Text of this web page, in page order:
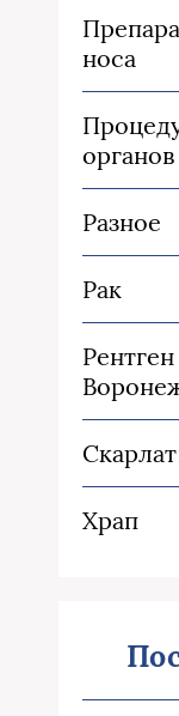
носа
органов
Разное
Рак
Храп